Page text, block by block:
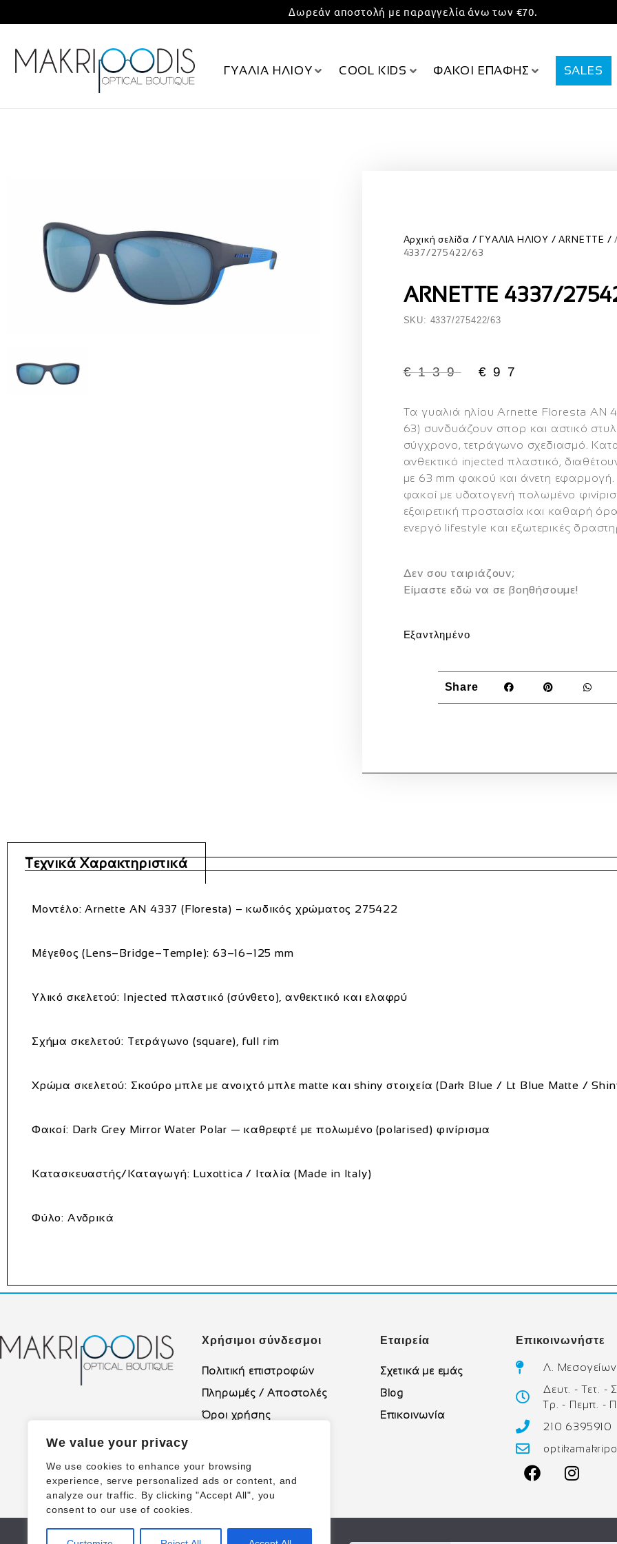
We value your privacy
We use cookies to enhance your browsing
experience, serve personalized ads or content, and
analyze our traffic. By clicking "Accept All", you
consent to our use of cookies.
Δωρεάν αποστολή με παραγγελία άνω των €70.
ΓΥΑΛΙΑ ΗΛΙΟΥ COOL KIDS ΦΑΚΟΙ ΕΠΑΦΗΣ SALES
Αρχική σελίδα ΓΥΑΛΙΑ ΗΛΙΟΥ ARNETTE
4337/275422/63
ARNETTE 4337/
SKU: 4337/275422/63
€139 € 97
Τα γυαλιά ηλίου Arnette Floresta AN
63) συνδυάζουν σπορ και αστικό
σύγχρονο, τετράγωνο σχεδιασμό.
ανθεκτικό injected πλαστικό,
με 63 mm φακού και άνετη
φακοί με υδατογενή πολωμένο
εξαιρετική προστασία και καθαρή
ενεργό lifestyle και εξωτερικές
Δεν σου ταιριάζουν;
Eίμαστε εδώ να σε βοηθήσουμε!
Εξαντλημένο
Share
Τεχνικά Χαρακτηριστικά
Μοντέλο: Arnette AN 4337 (Floresta) – κωδικός χρώματος 275422
Μέγεθος (Lens–Bridge–Temple): 63–16–125 mm
Υλικό σκελετού: Injected πλαστικό (σύνθετο), ανθεκτικό και ελαφρύ
Σχήμα σκελετού: Τετράγωνο (square), full rim
Χρώμα σκελετού: Σκούρο μπλε με ανοιχτό μπλε matte και shiny στοιχεία (Dark Blue / Lt Blue Matte /
Φακοί: Dark Grey Mirror Water Polar — καθρεφτέ με πολωμένο (polarised) φινίρισμα
Κατασκευαστής/Καταγωγή: Luxottica / Ιταλία (Made in Italy)
Φύλο: Ανδρικά
Χρήσιμοι σύνδεσμοι
Πολιτική επιστροφών
Πληρωμές / Αποστολές
Όροι χρήσης
Εταιρεία
Σχετικά με εμάς
Blog
Επικοινωνία
Επικοινωνήστε
Λ.
Δευτ. - Τετ. -
Τρ. - Πεμπ. -
210 6395910